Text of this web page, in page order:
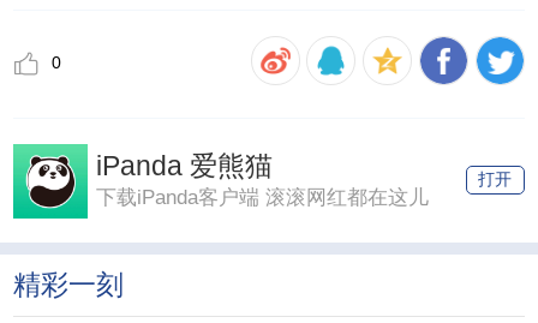
0
iPanda 爱熊猫
下载iPanda客户端 滚滚网红都在这儿
打开
精彩一刻